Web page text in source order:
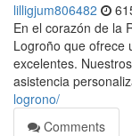
lilligjum806482
En el corazón de la
Logroño que ofrece
excelentes.
asistencia
logrono/
Comments